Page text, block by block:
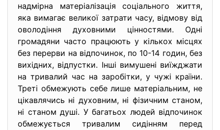
надмірна матеріалізація соціального життя,
яка вимагає великої затрати часу, відмову від
оволодіння духовними цінностями. Одні
громадяни часто працюють у кількох місцях
без перерви на відпочинок, по 10-14 годин, без
вихідних, відпустки. Інші вимушені виїжджати
на тривалий час на заробітки, у чужі країни.
Треті обмежують себе лише матеріальним, не
цікавлячись ні духовним, ні фізичним станом,
ні станом душі. У багатьох людей відпочинок
обмежується тривалим сидінням перед